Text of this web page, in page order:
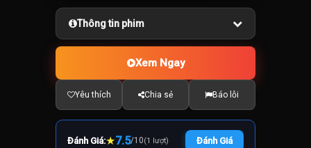
Thông tin phim
Xem Ngay
Yêu thích Chia sẻ Báo lỗi
Đánh Giá:★7.5/10(1 lượt) Đánh Giá